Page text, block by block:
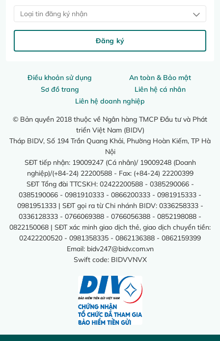
Điều khoản sử dụng
An toàn & Bảo mật
Sơ đồ trang
Liên hệ cá nhân
Liên hệ doanh nghiệp
© Bản quyền 2018 thuộc về Ngân hàng TMCP Đầu tư và Phát
triển Việt Nam (BIDV)
Tháp BIDV, Số 194 Trần Quang Khải, Phường Hoàn Kiếm, TP Hà
Nội
SĐT tiếp nhận: 19009247 (Cá nhân)/ 19009248 (Doanh
nghiệp)/(+84-24) 22200588 - Fax: (+84-24) 22200399
SĐT Tổng đài TTCSKH: 02422200588 - 0385290066 -
0385190066 - 0981910333 - 0866200333 - 0981915333 -
0981951333 | SĐT gọi ra từ Chi nhánh BIDV: 0336258333 -
0336128333 - 0766069388 - 0766056388 - 0852198088 -
0822150068 | SĐT xác minh giao dịch thẻ, giao dịch chuyển tiền:
02422200520 - 0981358335 - 0862136388 - 0862159399
Email: bidv247@bidv.com.vn
Swift code: BIDVVNVX
Loại tin đăng ký nhận
Đăng ký